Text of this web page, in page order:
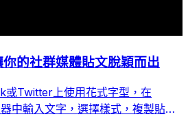
的社群媒體貼文脫穎而出
Twitter上使用花式字型，在
中輸入文字，選擇樣式，複製貼上